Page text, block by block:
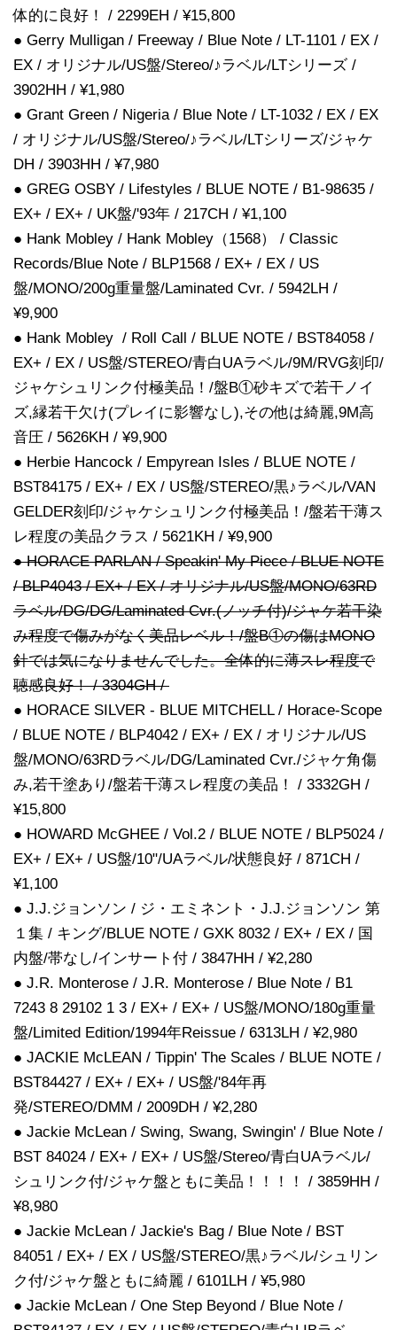
体的に良好！ / 2299EH / ¥15,800
● Gerry Mulligan / Freeway / Blue Note / LT-1101 / EX /
EX / オリジナル/US盤/Stereo/♪ラベル/LTシリーズ /
3902HH / ¥1,980
● Grant Green / Nigeria / Blue Note / LT-1032 / EX / EX
/ オリジナル/US盤/Stereo/♪ラベル/LTシリーズ/ジャケ
DH / 3903HH / ¥7,980
● GREG OSBY / Lifestyles / BLUE NOTE / B1-98635 /
EX+ / EX+ / UK盤/'93年 / 217CH / ¥1,100
● Hank Mobley / Hank Mobley（1568） / Classic
Records/Blue Note / BLP1568 / EX+ / EX / US
盤/MONO/200g重量盤/Laminated Cvr. / 5942LH /
¥9,900
● Hank Mobley / Roll Call / BLUE NOTE / BST84058 /
EX+ / EX / US盤/STEREO/青白UAラベル/9M/RVG刻印/
ジャケシュリンク付極美品！/盤B①砂キズで若干ノイ
ズ,縁若干欠け(プレイに影響なし),その他は綺麗,9M高
音圧 / 5626KH / ¥9,900
● Herbie Hancock / Empyrean Isles / BLUE NOTE /
BST84175 / EX+ / EX / US盤/STEREO/黒♪ラベル/VAN
GELDER刻印/ジャケシュリンク付極美品！/盤若干薄ス
レ程度の美品クラス / 5621KH / ¥9,900
● HORACE PARLAN / Speakin' My Piece / BLUE NOTE
/ BLP4043 / EX+ / EX / オリジナル/US盤/MONO/63RD
ラベル/DG/DG/Laminated Cvr.(ノッチ付)/ジャケ若干染
み程度で傷みがなく美品レベル！/盤B①の傷はMONO
針では気になりませんでした。全体的に薄スレ程度で
聴感良好！ / 3304GH /
● HORACE SILVER - BLUE MITCHELL / Horace-Scope
/ BLUE NOTE / BLP4042 / EX+ / EX / オリジナル/US
盤/MONO/63RDラベル/DG/Laminated Cvr./ジャケ角傷
み,若干塗あり/盤若干薄スレ程度の美品！ / 3332GH /
¥15,800
● HOWARD McGHEE / Vol.2 / BLUE NOTE / BLP5024 /
EX+ / EX+ / US盤/10"/UAラベル/状態良好 / 871CH /
¥1,100
● J.J.ジョンソン / ジ・エミネント・J.J.ジョンソン 第
１集 / キング/BLUE NOTE / GXK 8032 / EX+ / EX / 国
内盤/帯なし/インサート付 / 3847HH / ¥2,280
● J.R. Monterose / J.R. Monterose / Blue Note / B1
7243 8 29102 1 3 / EX+ / EX+ / US盤/MONO/180g重量
盤/Limited Edition/1994年Reissue / 6313LH / ¥2,980
● JACKIE McLEAN / Tippin' The Scales / BLUE NOTE /
BST84427 / EX+ / EX+ / US盤/'84年再
発/STEREO/DMM / 2009DH / ¥2,280
● Jackie McLean / Swing, Swang, Swingin' / Blue Note /
BST 84024 / EX+ / EX+ / US盤/Stereo/青白UAラベル/
シュリンク付/ジャケ盤ともに美品！！！！ / 3859HH /
¥8,980
● Jackie McLean / Jackie's Bag / Blue Note / BST
84051 / EX+ / EX / US盤/STEREO/黒♪ラベル/シュリン
ク付/ジャケ盤ともに綺麗 / 6101LH / ¥5,980
● Jackie McLean / One Step Beyond / Blue Note /